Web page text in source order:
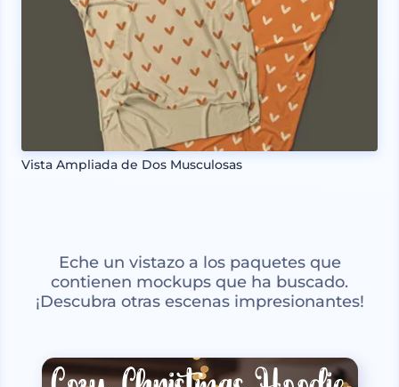
Vista Ampliada de Dos Musculosas
Eche un vistazo a los paquetes que
contienen mockups que ha buscado.
¡Descubra otras escenas impresionantes!